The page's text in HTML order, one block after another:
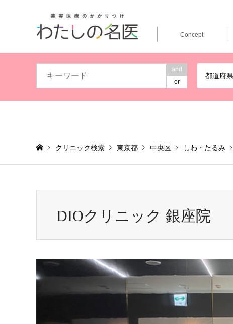
and
or
都道府
Concept
クリニック検索 東京都 中央区 しわ・たるみ
DIOクリニック 銀座院